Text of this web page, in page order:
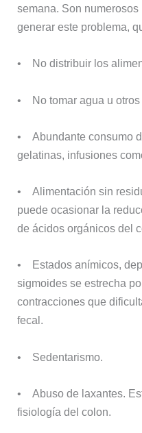
semana. Son
generar este problema,
• No distribuir los
• No tomar agua u otros
• Abundante consumo
gelatinas, infusiones
• Alimentación sin
puede ocasionar la
de ácidos orgánicos del
• Estados anímicos,
sigmoides se estrecha
contracciones que
fecal.
• Sedentarismo.
• Abuso de laxantes.
fisiología del colon.